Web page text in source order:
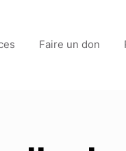
Faire un don